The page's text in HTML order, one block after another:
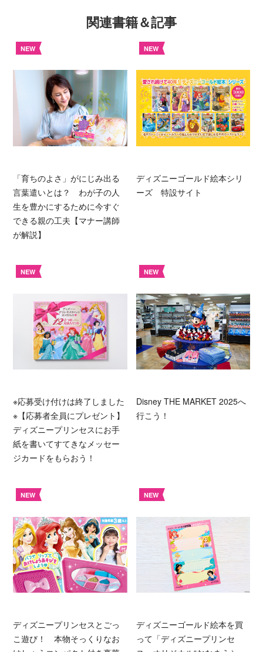
関連書籍＆記事
NEW
「育ちのよさ」がにじみ出る
言葉遣いとは？ わが子の人
生を豊かにするために今すぐ
できる親の工夫【マナー講師
が解説】
NEW
ディズニーゴールド絵本シリ
ーズ 特設サイト
NEW
※応募受け付けは終了しました
※【応募者全員にプレゼント】
ディズニープリンセスにお手
紙を書いてすてきなメッセー
ジカードをもらおう！
NEW
Disney THE MARKET 2025へ
行こう！
NEW
ディズニープリンセスとごっ
こ遊び！ 本物そっくりなお
NEW
ディズニーゴールド絵本を買
って「ディズニープリンセ